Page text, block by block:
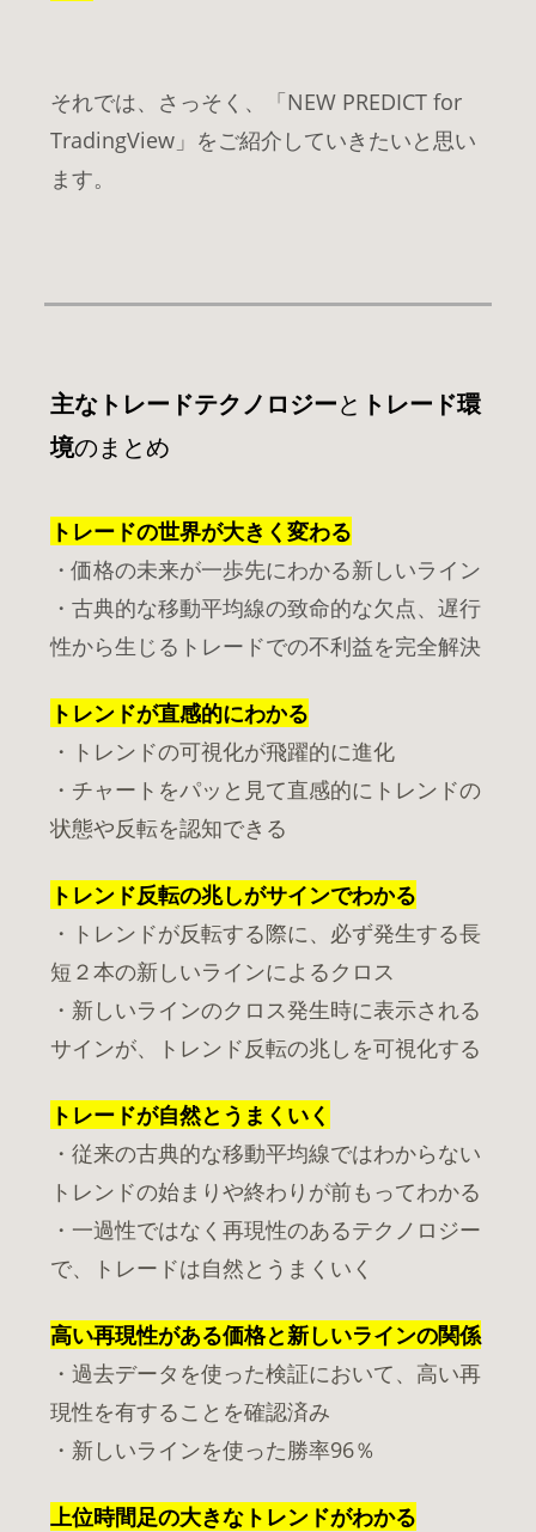
それでは、さっそく、「NEW PREDICT for
TradingView」をご紹介していきたいと思い
ます。
主なトレードテクノロジーと トレード環
境のまとめ
トレードの世界が大きく変わる
・価格の未来が一歩先にわかる新しいライン
・古典的な移動平均線の致命的な欠点、遅行
性から生じるトレードでの不利益を完全解決
トレンドが直感的にわかる
・トレンドの可視化が飛躍的に進化
・チャートをパッと見て直感的にトレンドの
状態や反転を認知できる
トレンド反転の兆しがサインでわかる
・トレンドが反転する際に、必ず発生する長
短２本の新しいラインによるクロス
・新しいラインのクロス発生時に表示される
サインが、トレンド反転の兆しを可視化する
トレードが自然とうまくいく
・従来の古典的な移動平均線ではわからない
トレンドの始まりや終わりが前もってわかる
・一過性ではなく再現性のあるテクノロジー
で、トレードは自然とうまくいく
高い再現性がある価格と新しいラインの関係
・過去データを使った検証において、高い再
現性を有することを確認済み
・新しいラインを使った勝率96％
上位時間足の大きなトレンドがわかる